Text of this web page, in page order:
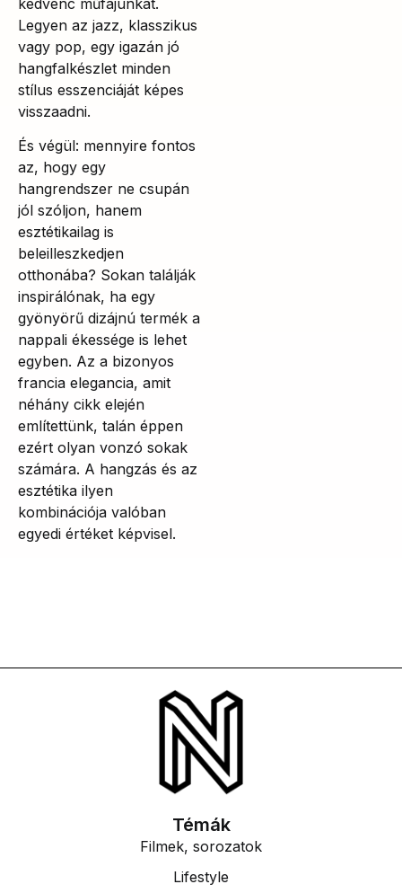
kedvenc műfajunkat.
Legyen az jazz, klasszikus
vagy pop, egy igazán jó
hangfalkészlet minden
stílus esszenciáját képes
visszaadni.
És végül: mennyire fontos
az, hogy egy
hangrendszer ne csupán
jól szóljon, hanem
esztétikailag is
beleilleszkedjen
otthonába? Sokan találják
inspirálónak, ha egy
gyönyörű dizájnú termék a
nappali ékessége is lehet
egyben. Az a bizonyos
francia elegancia, amit
néhány cikk elején
említettünk, talán éppen
ezért olyan vonzó sokak
számára. A hangzás és az
esztétika ilyen
kombinációja valóban
egyedi értéket képvisel.
Témák
Filmek, sorozatok
Lifestyle